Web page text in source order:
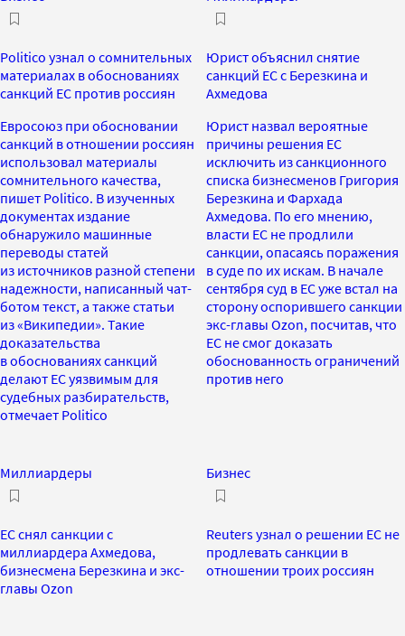
Politico узнал о сомнительных
материалах в обоснованиях
санкций ЕС против россиян
Евросоюз при обосновании
санкций в отношении россиян
использовал материалы
сомнительного качества,
пишет Politico. В изученных
документах издание
обнаружило машинные
переводы статей
из источников разной степени
надежности, написанный чат-
ботом текст, а также статьи
из «Википедии». Такие
доказательства
в обоснованиях санкций
делают ЕС уязвимым для
судебных разбирательств,
отмечает Politico
Юрист объяснил снятие
санкций ЕС с Березкина и
Ахмедова
Юрист назвал вероятные
причины решения ЕС
исключить из санкционного
списка бизнесменов Григория
Березкина и Фархада
Ахмедова. По его мнению,
власти ЕС не продлили
санкции, опасаясь поражения
в суде по их искам. В начале
сентября суд в ЕС уже встал на
сторону оспорившего санкции
экс-главы Ozon, посчитав, что
ЕС не смог доказать
обоснованность ограничений
против него
Миллиардеры
ЕС снял санкции с
миллиардера Ахмедова,
бизнесмена Березкина и экс-
главы Ozon
Бизнес
Reuters узнал о решении ЕС не
продлевать санкции в
отношении троих россиян